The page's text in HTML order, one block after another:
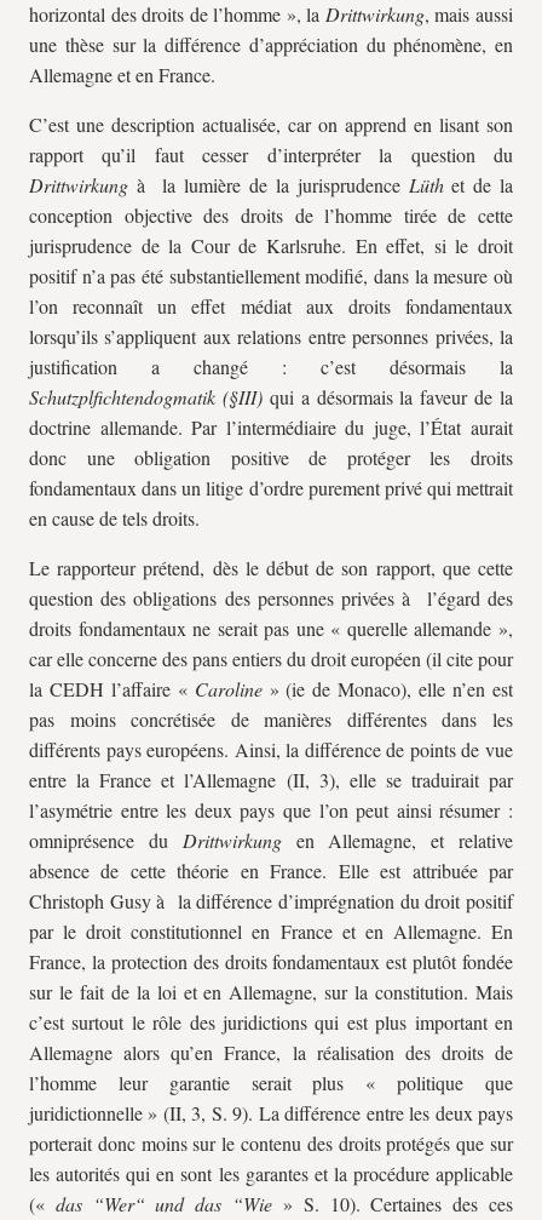
horizontal des droits de l’homme », la Drittwirkung, mais aussi
une thèse sur la différence d’appréciation du phénomène, en
Allemagne et en France.
C’est une description actualisée, car on apprend en lisant son
rapport qu’il faut cesser d’interpréter la question du
Drittwirkung à la lumière de la jurisprudence Lüthet de la
conception objective des droits de l’homme tirée de cette
jurisprudence de la Cour de Karlsruhe. En effet, si le droit
positif n’a pas été substantiellement modifié, dans la mesure où
l’on reconnaît un effet médiat aux droits fondamentaux
lorsqu’ils s’appliquent aux relations entre personnes privées, la
justification a changé : c’est désormais la
Schutzplfichtendogmatik (§III) qui a désormais la faveur de la
doctrine allemande. Par l’intermédiaire du juge, l’État aurait
donc une obligation positive de protéger les droits
fondamentaux dans un litige d’ordre purement privé qui mettrait
en cause de tels droits.
Le rapporteur prétend, dès le début de son rapport, que cette
question des obligations des personnes privées à l’égard des
droits fondamentaux ne serait pas une « querelle allemande »,
car elle concerne des pans entiers du droit européen (il cite pour
la CEDH l’affaire « Caroline » (ie de Monaco), elle n’en est
pas moins concrétisée de manières différentes dans les
différents pays européens. Ainsi, la différence de points de vue
entre la France et l’Allemagne (II, 3), elle se traduirait par
l’asymétrie entre les deux pays que l’on peut ainsi résumer :
omniprésence du Drittwirkungen Allemagne, et relative
absence de cette théorie en France. Elle est attribuée par
Christoph Gusy à la différence d’imprégnation du droit positif
par le droit constitutionnel en France et en Allemagne. En
France, la protection des droits fondamentaux est plutôt fondée
sur le fait de la loi et en Allemagne, sur la constitution. Mais
c’est surtout le rôle des juridictions qui est plus important en
Allemagne alors qu’en France, la réalisation des droits de
l’homme leur garantie serait plus « politique que
juridictionnelle » (II, 3, S. 9). La différence entre les deux pays
porterait donc moins sur le contenu des droits protégés que sur
les autorités qui en sont les garantes et la procédure applicable
(« das “Wer“ und das “Wie » S. 10). Certaines des ces